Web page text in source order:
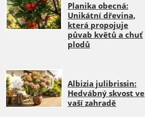
Planika obecná:
Unikátní dřevina,
která propojuje
půvab květů a chuť
plodů
Albizia julibrissin:
Hedvábný skvost ve
vaší zahradě